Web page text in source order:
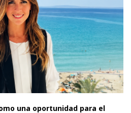
una oportunidad para el